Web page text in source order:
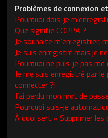
Problèmes de connexion
Pourquoi dois-je
Que signifie COPPA ?
Je souhaite m’enregistrer,
Je suis enregistré mais je
Pourquoi ne puis-je pas me
Je me suis enregistré par
connecter ?!
J’ai perdu mon mot de
Pourquoi suis-je
À quoi sert « Supprimer les